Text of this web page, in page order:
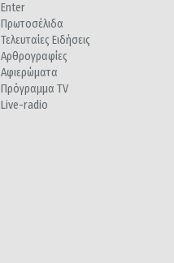
Enter
Πρωτοσέλιδα
Τελευταίες Ειδήσεις
Αρθρογραφίες
Αφιερώματα
Πρόγραμμα TV
Live-radio